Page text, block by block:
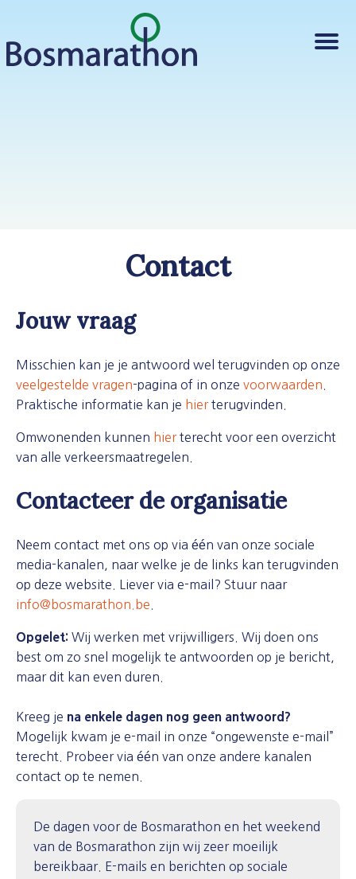
PRAKTISCH
Contact
Jouw vraag
Misschien kan je je antwoord wel terugvinden op onze
veelgestelde vragen-pagina of in onze voorwaarden
Praktische informatie kan je hierterugvinden.
Omwonenden kunnen hierterecht voor een overzicht
van alle verkeersmaatregelen.
Contacteer de organisatie
Neem contact met ons op via één van onze sociale
media-kanalen, naar welke je de links kan terugvinden
op deze website. Liever via e-mail? Stuur naar
info@bosmarathon.be
Opgelet: Wij werken met vrijwilligers. Wij doen ons
best om zo snel mogelijk te antwoorden op je bericht,
maar dit kan even duren.
Kreeg je na enkele dagen nog geen antwoord?
Mogelijk kwam je e-mail in onze “ongewenste e-mail”
terecht. Probeer via één van onze andere kanalen
contact op te nemen.
De dagen voor de Bosmarathon en het weekend
van de Bosmarathon zijn wij zeer moeilijk
bereikbaar. E-mails en berichten op sociale